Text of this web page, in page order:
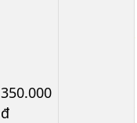
350.000
đ